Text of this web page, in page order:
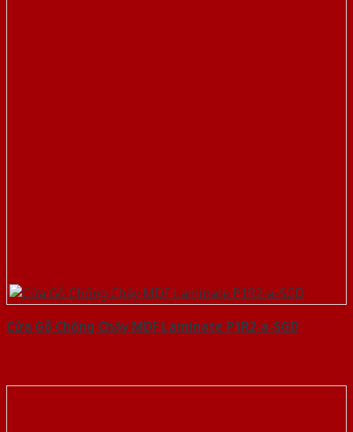
Cửa Gỗ Chống Cháy MDF Laminate P1R2-a-SGD